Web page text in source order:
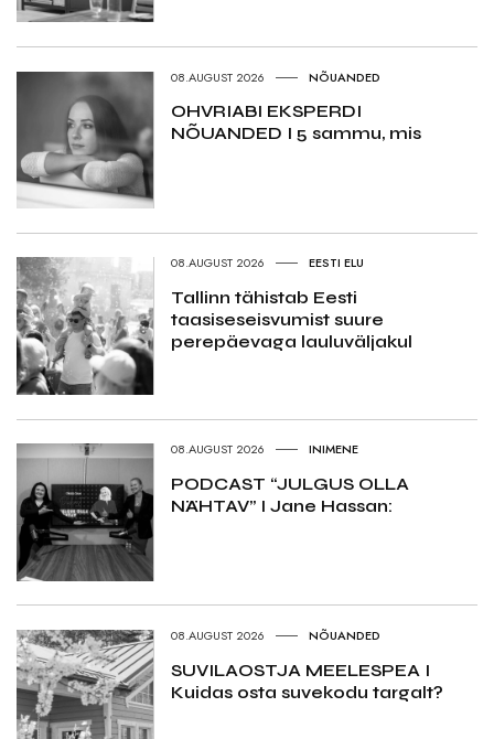
08.AUGUST 2026 NÕUANDED
OHVRIABI EKSPERDI
NÕUANDED I 5 sammu, mis
08.AUGUST 2026 EESTI ELU
Tallinn tähistab Eesti
taasiseseisvumist suure
perepäevaga lauluväljakul
08.AUGUST 2026 INIMENE
PODCAST “JULGUS OLLA
NÄHTAV” I Jane Hassan:
08.AUGUST 2026 NÕUANDED
SUVILAOSTJA MEELESPEA I
Kuidas osta suvekodu targalt?